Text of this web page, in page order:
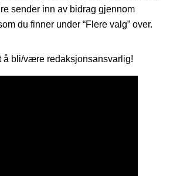
sender inn av bidrag gjennom
du finner under “Flere valg” over.
å bli/være redaksjonsansvarlig!